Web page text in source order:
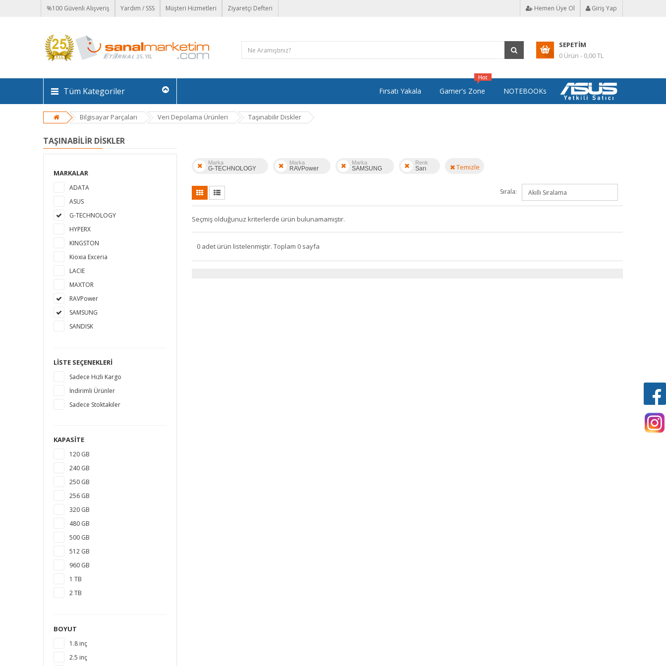
%100 Güvenli Alışveriş Yardım / SSS Müşteri Hizmetleri Ziyaretçi Defteri Hemen Üye Ol Giriş Yap
SEPETIM
0 Ürün - 0,00 TL
Tüm Kategoriler Fırsatı Yakala Gamer's Zone NOTEBOOKs
Bilgisayar Parçaları Veri Depolama Ürünleri Taşınabilir Diskler
TAŞINABILIR DISKLER
MARKALAR
ADATA
ASUS
G-TECHNOLOGY
HYPERX
KINGSTON
Kioxia Exceria
LACIE
MAXTOR
RAVPower
SAMSUNG
SANDISK
WESTERN DIGITAL
LISTE SEÇENEKLERI
Sadece Hızlı Kargo
İndirimli Ürünler
Sadece Stoktakiler
KAPASITE
120 GB
240 GB
250 GB
256 GB
320 GB
480 GB
500 GB
512 GB
960 GB
1 TB
2 TB
6 TB
8 TB
BOYUT
1.8 inç
2.5 inç
Marka
G-TECHNOLOGY
Marka
RAVPower
Marka
SAMSUNG
Renk
Sarı Temizle
Sırala:
Seçmiş olduğunuz kriterlerde ürün bulunamamıştır.
0 adet ürün listelenmiştir. Toplam 0 sayfa